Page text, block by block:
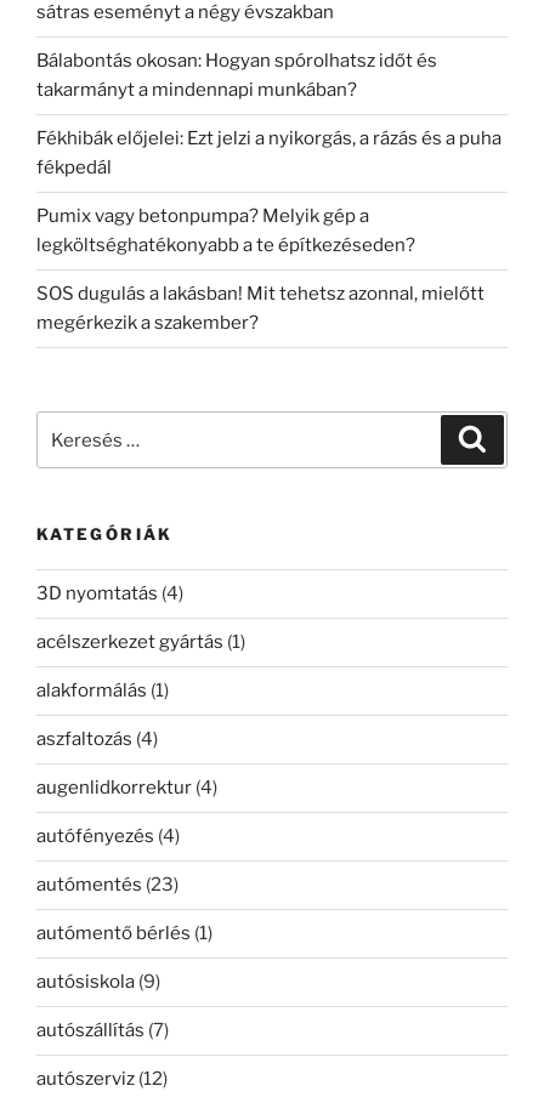
sátras eseményt a négy évszakban
Bálabontás okosan: Hogyan spórolhatsz időt és
takarmányt a mindennapi munkában?
Fékhibák előjelei: Ezt jelzi a nyikorgás, a rázás és a puha
fékpedál
Pumix vagy betonpumpa? Melyik gép a
legköltséghatékonyabb a te építkezéseden?
SOS dugulás a lakásban! Mit tehetsz azonnal, mielőtt
megérkezik a szakember?
KATEGÓRIÁK
3D nyomtatás (4)
acélszerkezet gyártás (1)
alakformálás (1)
aszfaltozás (4)
augenlidkorrektur (4)
autófényezés (4)
autómentés (23)
autómentő bérlés (1)
autósiskola (9)
autószállítás (7)
autószerviz (12)